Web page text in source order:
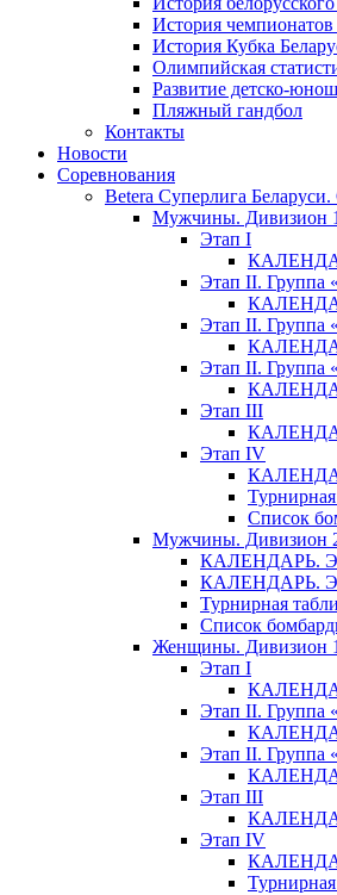
История чемпионатов
История Кубка
Олимпийская
Развитие детско-
Пляжный гандбол
Контакты
Новости
Соревнования
Betera Суперлига
Мужчины. Дивизион 1
Этап I
Этап II. Группа
Этап II. Группа
Этап II. Группа
Этап III
Этап IV
Список
Мужчины. Дивизион
КАЛЕНДАРЬ.
КАЛЕНДАРЬ.
Турнирная
Список
Женщины. Дивизион 1
Этап I
Этап II. Группа
Этап II. Группа
Этап III
Этап IV